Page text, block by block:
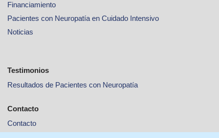
Financiamiento
Pacientes con Neuropatía en Cuidado Intensivo
Noticias
Testimonios
Resultados de Pacientes con Neuropatía
Contacto
Contacto